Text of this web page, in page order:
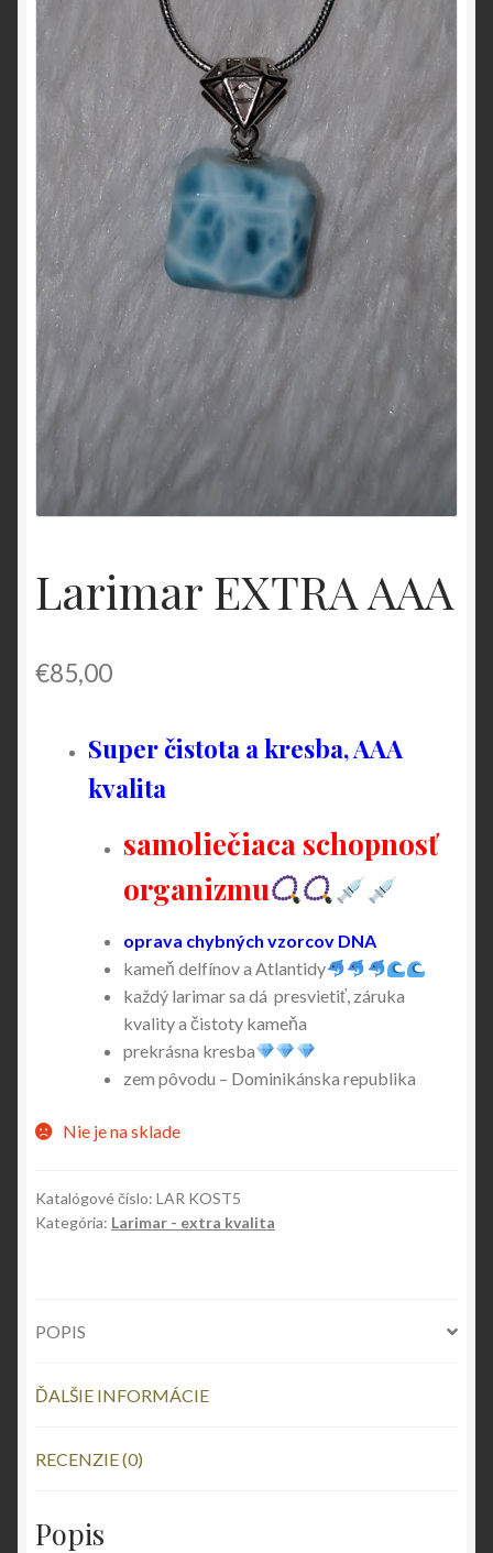
O nás
OBCHODNÉ PODMIENKY
Pokladňa
Zásady ochrany osobných údajov
Larimar EXTRA AAA
€85,00
Super čistota a kresba, AAA
kvalita
samoliečiaca schopnosť
organizmu
oprava chybných vzorcov DNA
kameň delfínov a Atlantidy
každý larimar sa dá presvietiť, záruka
kvality a čistoty kameňa
prekrásna kresba
zem pôvodu – Dominikánska republika
Nie je na sklade
Katalógové číslo: LAR KOST5
Kategória: Larimar - extra kvalita
POPIS
ĎALŠIE INFORMÁCIE
RECENZIE (0)
Popis